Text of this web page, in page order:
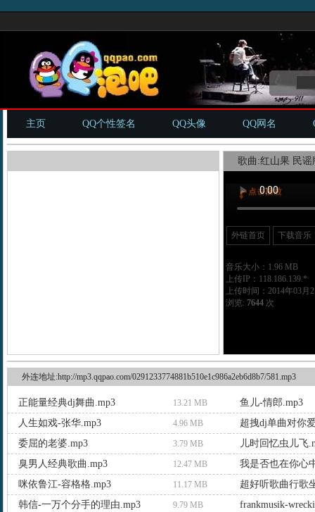
主页 QQ个性签名 QQ头像 QQ网名
歌曲:红山果 民谣
外链首页 下载音乐
音乐大小：1.96 MB
上传IP：118.186.139.*
上传时间：2014年03月
浏览: 7644次
外连地址:http://mp3.qqpao.com/0291233774881b510e1c986a2eb6d8b7/581.mp3
正能量经典dj舞曲.mp3 13.21 MB
鱼儿-情郎.mp3
人生如戏-张华.mp3
4.96 MB
超拽dj单曲对你
委屈的老婆.mp3
3.79 MB
儿时回忆虫儿飞
臭男人经典歌曲.mp3
12.47 MB
我是否也在你心
咪依鲁江-容格格.mp3
11.17 MB
超好听歌曲行歌
韩信-一万个分手的理由.mp3
9.79 MB
frankmusik-